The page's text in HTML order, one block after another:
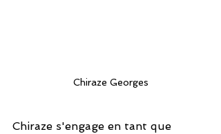
Chiraze Georges
Chiraze s'engage en tant que